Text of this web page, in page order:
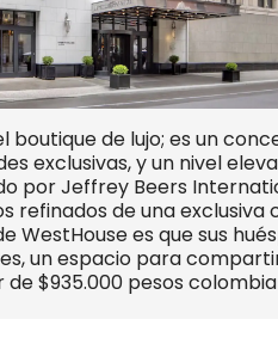
boutique de lujo; es un
exclusivas, y un nivel
por Jeffrey Beers
de una exclusiva
WestHouse es que sus
un espacio para
$935.000 pesos